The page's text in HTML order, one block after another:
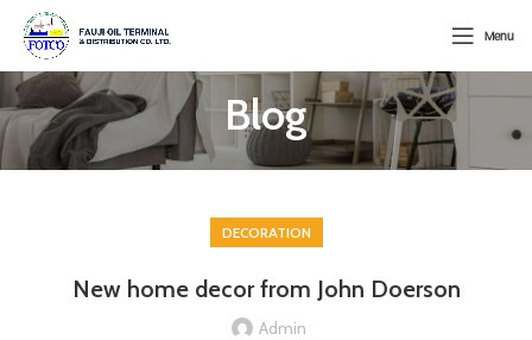
Menu
Blog
DECORATION
New home decor from John Doerson
Admin